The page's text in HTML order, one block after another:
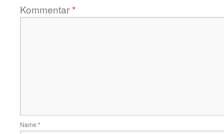
Kommentar*
Name *